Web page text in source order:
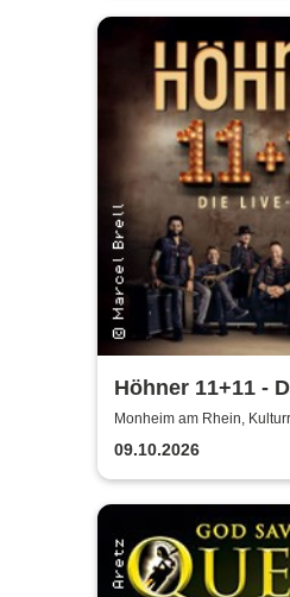
Höhner 11+11 -
2025/26
Monheim am Rhein,
09.10.2026